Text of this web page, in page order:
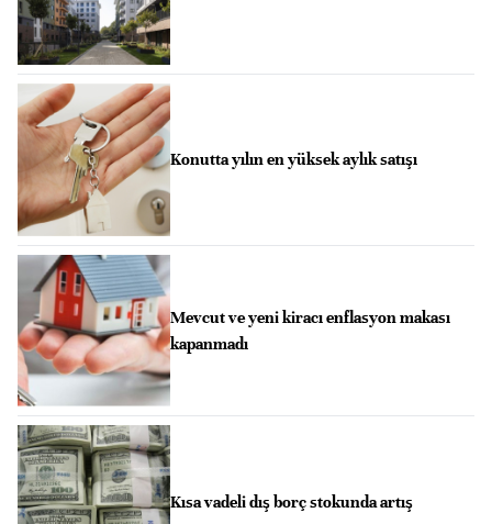
Konutta yılın en yüksek aylık satışı
Mevcut ve yeni kiracı enflasyon makası
kapanmadı
Kısa vadeli dış borç stokunda artış